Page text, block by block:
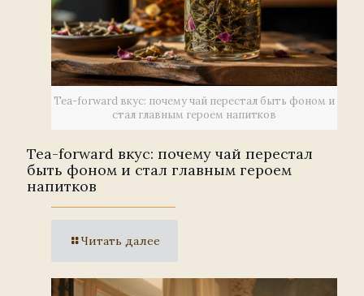
Tea-forward вкус: почему чай перестал быть фоном и
стал главным героем напитков
Tea-forward вкус: почему чай перестал
быть фоном и стал главным героем
напитков
Читать далее